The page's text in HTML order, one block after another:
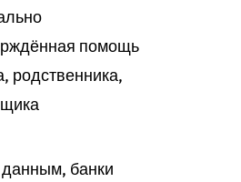
помощь
родственника,
банки